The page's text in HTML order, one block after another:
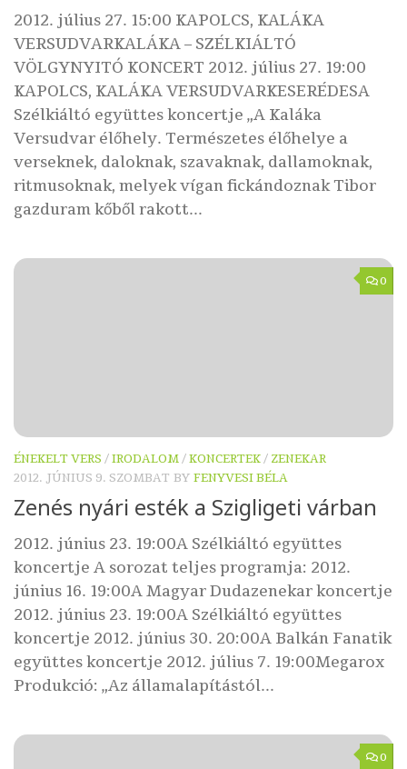
2012. július 27. 15:00 KAPOLCS, KALÁKA
VERSUDVARKALÁKA – SZÉLKIÁLTÓ
VÖLGYNYITÓ KONCERT 2012. július 27. 19:00
KAPOLCS, KALÁKA VERSUDVARKESERÉDESA
Szélkiáltó együttes koncertje „A Kaláka
Versudvar élőhely. Természetes élőhelye a
verseknek, daloknak, szavaknak, dallamoknak,
ritmusoknak, melyek vígan fickándoznak Tibor
gazduram kőből rakott...
0
ÉNEKELT VERS /IRODALOM/KONCERTEK/ ZENEKAR
2012. JÚNIUS 9. SZOMBAT BY FENYVESI BÉLA
Zenés nyári esték a Szigligeti várban
2012. június 23. 19:00A Szélkiáltó együttes
koncertje A sorozat teljes programja: 2012.
június 16. 19:00A Magyar Dudazenekar koncertje
2012. június 23. 19:00A Szélkiáltó együttes
koncertje 2012. június 30. 20:00A Balkán Fanatik
együttes koncertje 2012. július 7. 19:00Megarox
Produkció: „Az államalapítástól...
0